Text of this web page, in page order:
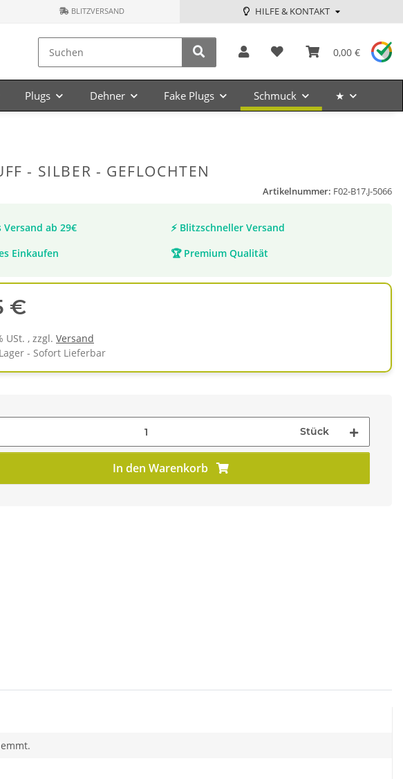
BLITZVERSAND HILFE & KONTAKT
0,00 €
Plugs Dehner Fake Plugs Schmuck ★
- SILBER - GEFLOCHTEN
Artikelnummer: F02-B17.J-5066
Versand ab 29€ ⚡ Blitzschneller Versand
Einkaufen 🏆 Premium Qualität
€
USt. , zzgl. Versand
- Sofort Lieferbar
Stück
In den Warenkorb